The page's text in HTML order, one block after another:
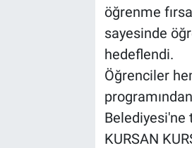
öğrenme
sayesinde
hedeflendi.
Öğrenciler
KURSAN